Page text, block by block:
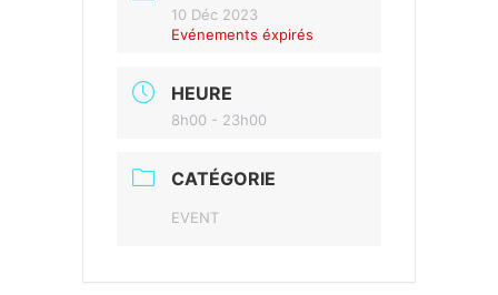
10 Déc 2023
Evénements éxpirés
HEURE
8h00 - 23h00
CATÉGORIE
EVENT